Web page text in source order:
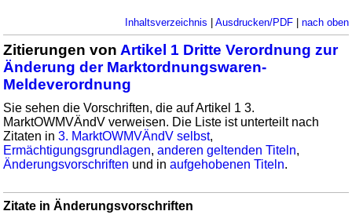
Inhaltsverzeichnis Ausdrucken/PDF| nach oben
Zitierungen von Artikel 1 Dritte Verordnung zur
Änderung der Marktordnungswaren-
Meldeverordnung
Sie sehen die Vorschriften, die auf Artikel 1 3.
MarktOWMVÄndV verweisen. Die Liste ist unterteilt nach
Zitaten in3. MarktOWMVÄndV selbst,
Ermächtigungsgrundlagen,anderen geltenden Titeln,
Änderungsvorschriften und inaufgehobenen Titeln.
Zitate in Änderungsvorschriften